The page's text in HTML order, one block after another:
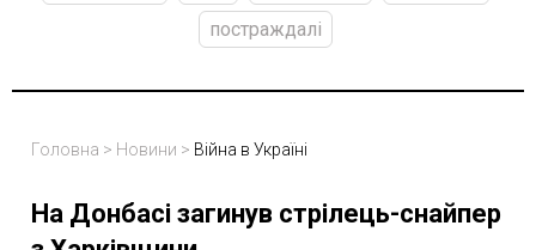
постраждалі
Головна > Новини > Війна в Україні
На Донбасі загинув стрілець-снайпер